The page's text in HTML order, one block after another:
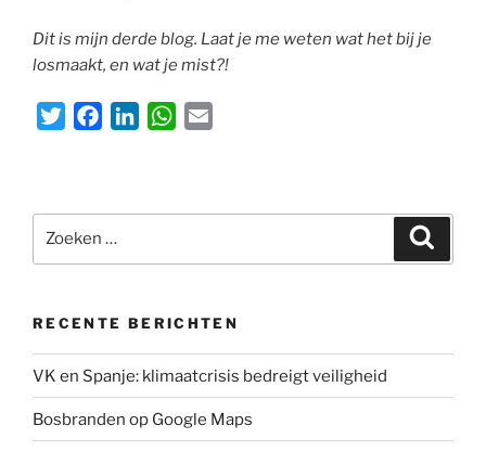
Dit is mijn derde blog. Laat je me weten wat het bij je
losmaakt, en wat je mist?!
k
n
W
p
naar:
RECENTE BERICHTEN
VK en Spanje: klimaatcrisis bedreigt veiligheid
Bosbranden op Google Maps